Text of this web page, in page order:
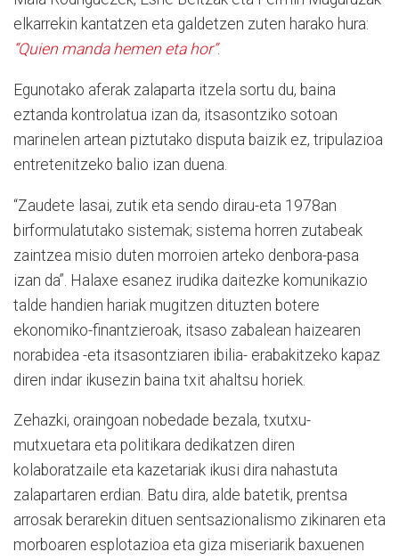
elkarrekin kantatzen eta galdetzen zuten harako hura:
“Quien manda hemen eta hor”.
Egunotako aferak zalaparta itzela sortu du, baina
eztanda kontrolatua izan da, itsasontziko sotoan
marinelen artean piztutako disputa baizik ez, tripulazioa
entretenitzeko balio izan duena.
“Zaudete lasai, zutik eta sendo dirau-eta 1978an
birformulatutako sistemak; sistema horren zutabeak
zaintzea misio duten morroien arteko denbora-pasa
izan da”. Halaxe esanez irudika daitezke komunikazio
talde handien hariak mugitzen dituzten botere
ekonomiko-finantzieroak, itsaso zabalean haizearen
norabidea -eta itsasontziaren ibilia- erabakitzeko kapaz
diren indar ikusezin baina txit ahaltsu horiek.
Zehazki, oraingoan nobedade bezala, txutxu-
mutxuetara eta politikara dedikatzen diren
kolaboratzaile eta kazetariak ikusi dira nahastuta
zalapartaren erdian. Batu dira, alde batetik, prentsa
arrosak berarekin dituen sentsazionalismo zikinaren eta
morboaren esplotazioa eta giza miseriarik baxuenen